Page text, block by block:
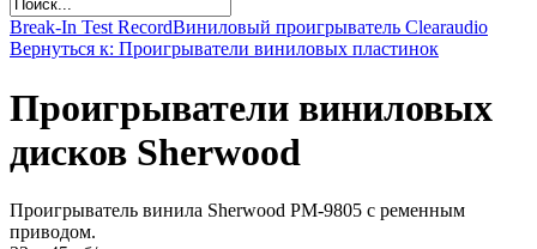
Break-In Test RecordВиниловый проигрыватель Clearaudio
Вернуться к: Проигрыватели виниловых пластинок
Проигрыватели виниловых
дисков Sherwood
Проигрыватель винила Sherwood PM-9805 с ременным
приводом.